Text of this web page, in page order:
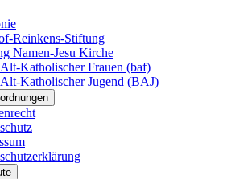
Reinkens-Stiftung
Namen-Jesu Kirche
Katholischer Frauen (baf)
Katholischer Jugend (BAJ)